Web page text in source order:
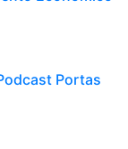
Portas